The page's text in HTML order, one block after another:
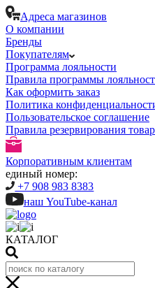
Адреса магазинов
О компании
Бренды
Покупателям
Программа лояльности
Правила программы
Как оформить заказ
Политика
Пользовательское соглашение
Правила резервирования
Корпоративным клиентам
единый номер:
+7 908 983 8383
наш YouTube-канал
КАТАЛОГ